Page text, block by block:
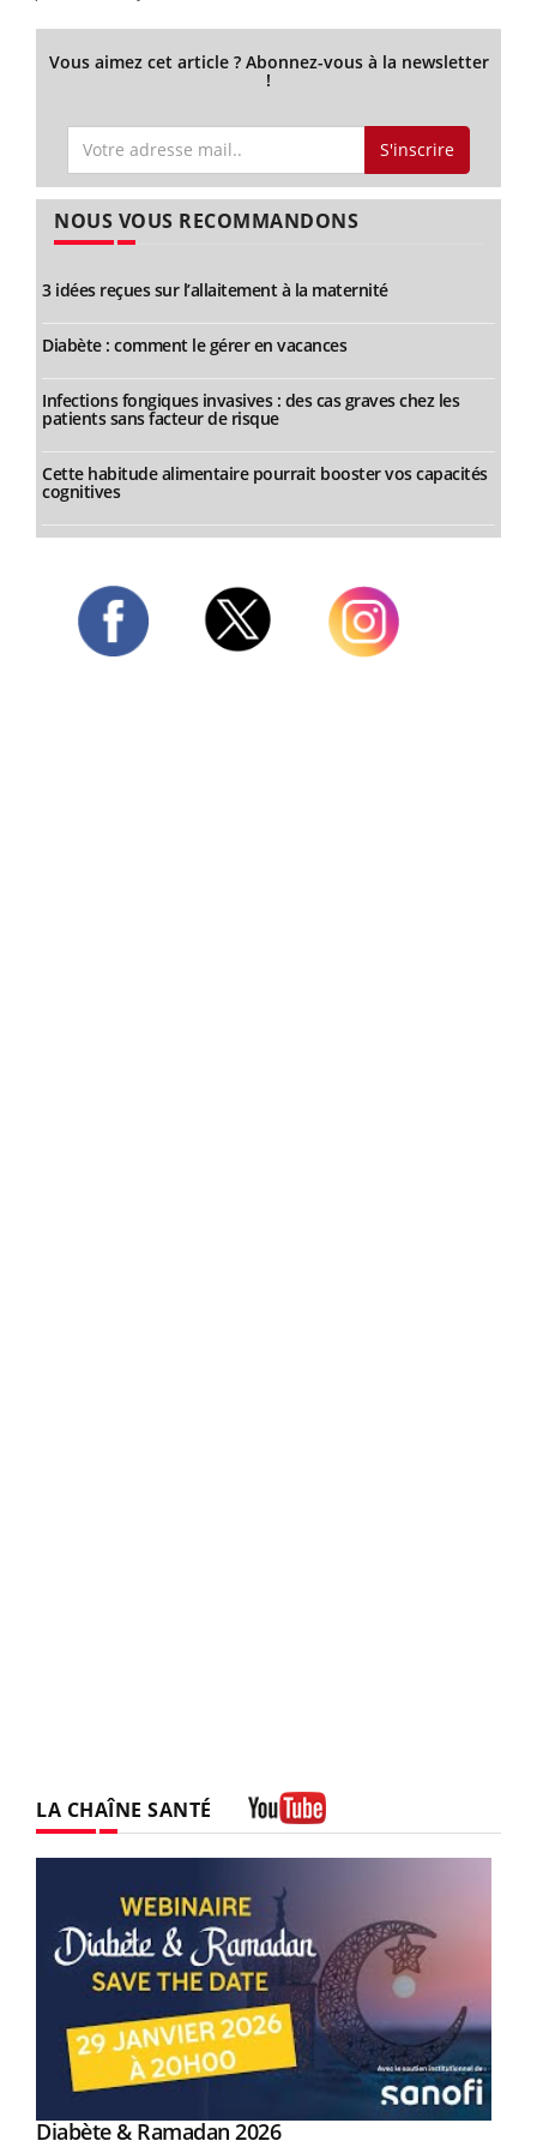
Vous aimez cet article ? Abonnez-vous à la newsletter
!
S'inscrire
NOUS VOUS RECOMMANDONS
3 idées reçues sur l’allaitement à la maternité
Diabète : comment le gérer en vacances
Infections fongiques invasives : des cas graves chez les
patients sans facteur de risque
Cette habitude alimentaire pourrait booster vos capacités
cognitives
LA CHAÎNE SANTÉ
Youtube
Diabète & Ramadan 2026Youtube